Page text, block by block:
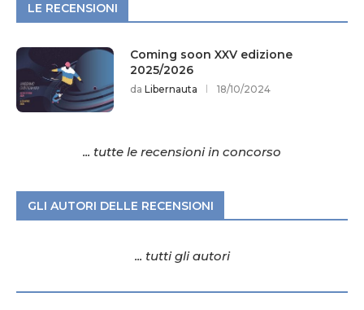
LE RECENSIONI
Coming soon XXV edizione
2025/2026
da Libernauta 18/10/2024
... tutte le recensioni in concorso
GLI AUTORI DELLE RECENSIONI
... tutti gli autori